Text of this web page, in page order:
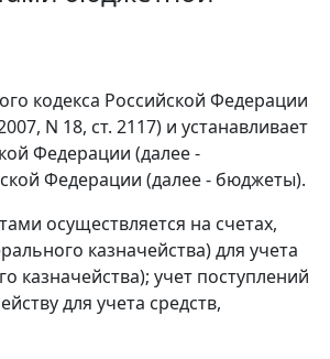
кодекса Российской Федерации
N 18, ст. 2117) и устанавливает
Федерации (далее -
Федерации (далее - бюджеты).
осуществляется на счетах,
казначейства) для учета
казначейства); учет поступлений
для учета средств,